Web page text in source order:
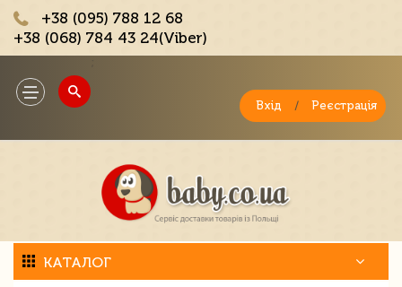
+38 (095) 788 12 68
+38 (068) 784 43 24(Viber)
Toggle
navigation
Вхід / Реєстрація
КАТАЛОГ